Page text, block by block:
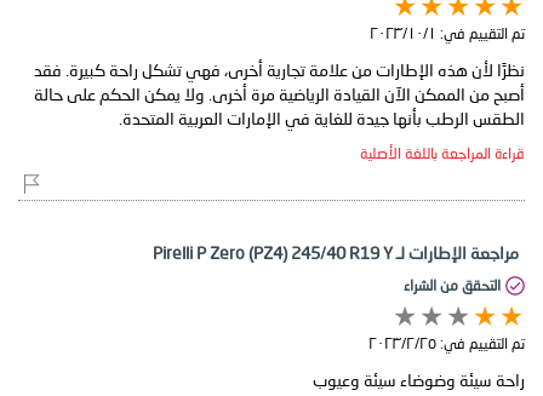
تم التقييم في: ١‏/١٠‏/٢٠٢٣
نظرًا لأن هذه الإطارات من علامة تجارية أخرى، فهي تشكل راحة كبيرة. فقد
أصبح من الممكن الآن القيادة الرياضية مرة أخرى. ولا يمكن الحكم على حالة
الطقس الرطب بأنها جيدة للغاية في الإمارات العربية المتحدة.
قراءة المراجعة باللغة الأصلية
مراجعة الإطارات لـ Pirelli P Zero (PZ4) 245/40 R19 Y
التحقق من الشراء
تم التقييم في: ٢٥‏/٢‏/٢٠٢٣
راحة سيئة وضوضاء سيئة وعيوب